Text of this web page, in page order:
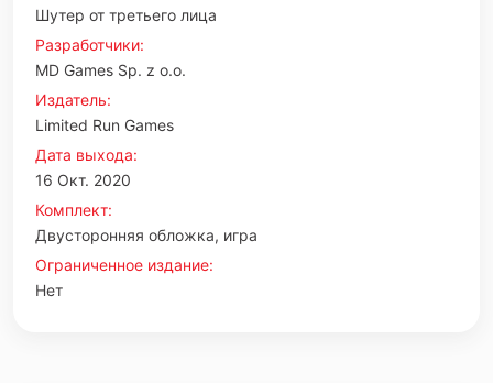
Шутер от третьего лица
Разработчики:
MD Games Sp. z o.o.
Издатель:
Limited Run Games
Дата выхода:
16 Окт. 2020
Комплект:
Двусторонняя обложка, игра
Ограниченное издание:
Нет